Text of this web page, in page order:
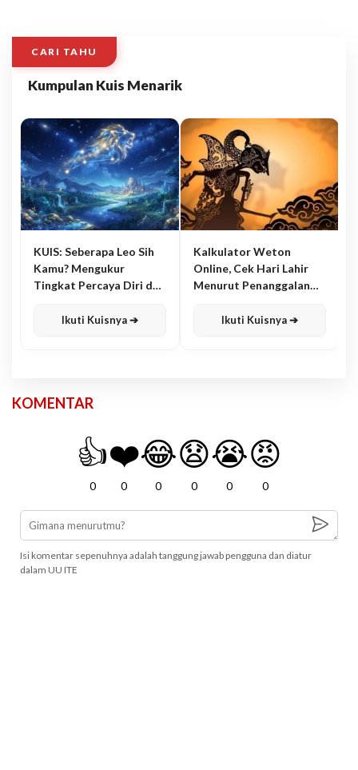
CARI TAHU
Kumpulan Kuis Menarik
KUIS: Seberapa Leo Sih
Kamu? Mengukur
Tingkat Percaya Diri dan
Ikuti Kuisnya ➔
Kalkulator Weton
Online, Cek Hari Lahir
Menurut Penanggalan
Ikuti Kuisnya ➔
KOMENTAR
👍
0
❤️
0
😂
0
😧
0
😭
0
😡
0
Isi komentar sepenuhnya adalah tanggung jawab pengguna dan diatur
dalam UU ITE